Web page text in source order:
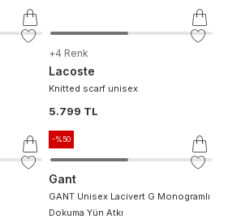
+4 Renk
Lacoste
Knitted scarf unisex
5.799 TL
-%50
Gant
GANT Unisex Lacivert G Monogramlı
Dokuma Yün Atkı